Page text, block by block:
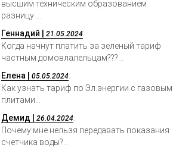
высшим техническим образованием
разницу ...
Геннадий | 21.05.2024:
Когда начнут платить за зеленый тариф
частным домовлалельцам???...
Елена | 05.05.2024:
Как узнать тариф по Эл.энергии с газовым
плитами...
Демид | 26.04.2024:
Почему мне нельзя передавать показания
счетчика воды?...